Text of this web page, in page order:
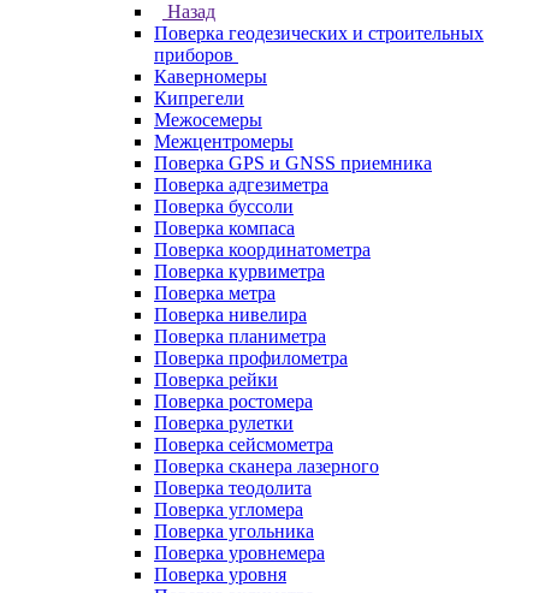
Назад
Поверка геодезических и строительных
приборов
Каверномеры
Кипрегели
Межосемеры
Межцентромеры
Поверка GPS и GNSS приемника
Поверка адгезиметра
Поверка буссоли
Поверка компаса
Поверка координатометра
Поверка курвиметра
Поверка метра
Поверка нивелира
Поверка планиметра
Поверка профилометра
Поверка рейки
Поверка ростомера
Поверка рулетки
Поверка сейсмометра
Поверка сканера лазерного
Поверка теодолита
Поверка угломера
Поверка угольника
Поверка уровнемера
Поверка уровня